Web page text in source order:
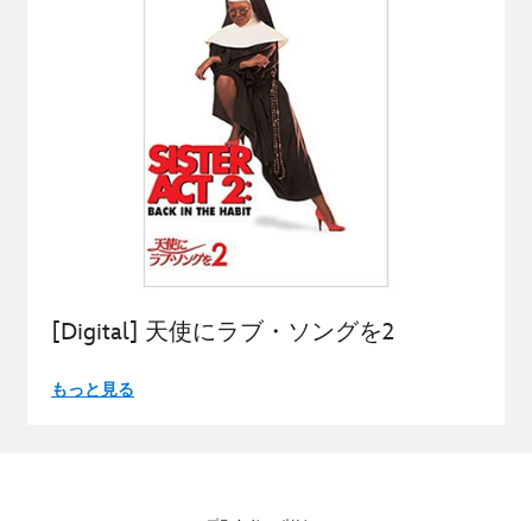
[Digital] 天使にラブ・ソングを2
もっと見る